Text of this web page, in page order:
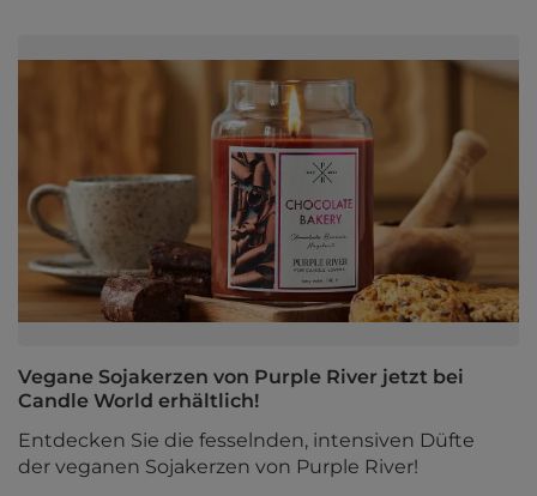
Vegane Sojakerzen von Purple River jetzt bei
Candle World erhältlich!
Entdecken Sie die fesselnden, intensiven Düfte
der veganen Sojakerzen von Purple River!